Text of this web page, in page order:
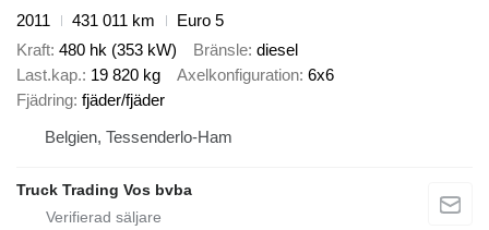
2011
431 011 km
Euro 5
Kraft 480 hk (353 kW) Bränsle diesel
Last.kap. 19 820 kg Axelkonfiguration 6x6
Fjädring fjäder/fjäder
Belgien, Tessenderlo-Ham
Truck Trading Vos bvba